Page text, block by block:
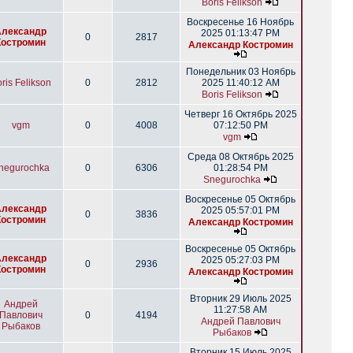
Boris Felikson
0 2817
Воскресенье 16 Ноябрь
2025 01:13:47 PM
Александр Костромин
Felikson 0 2812
Понедельник 03 Ноябрь
2025 11:40:12 AM
Boris Felikson
vgm 0 4008
Четверг 16 Октябрь 2025
07:12:50 PM
vgm
0 6306
Среда 08 Октябрь 2025
01:28:54 PM
Snegurochka
0 3836
Воскресенье 05 Октябрь
2025 05:57:01 PM
Александр Костромин
0 2936
Воскресенье 05 Октябрь
2025 05:27:03 PM
Александр Костромин
Андрей
Павлович
Рыбаков
0 4194
Вторник 29 Июль 2025
11:27:58 AM
Андрей Павлович
Рыбаков